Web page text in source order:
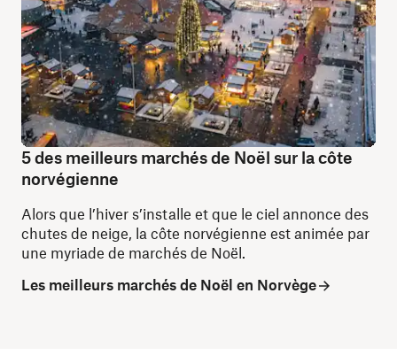
5 des meilleurs marchés de Noël sur la côte
norvégienne
Alors que l’hiver s’installe et que le ciel annonce des
chutes de neige, la côte norvégienne est animée par
une myriade de marchés de Noël.
Les meilleurs marchés de Noël en Norvège